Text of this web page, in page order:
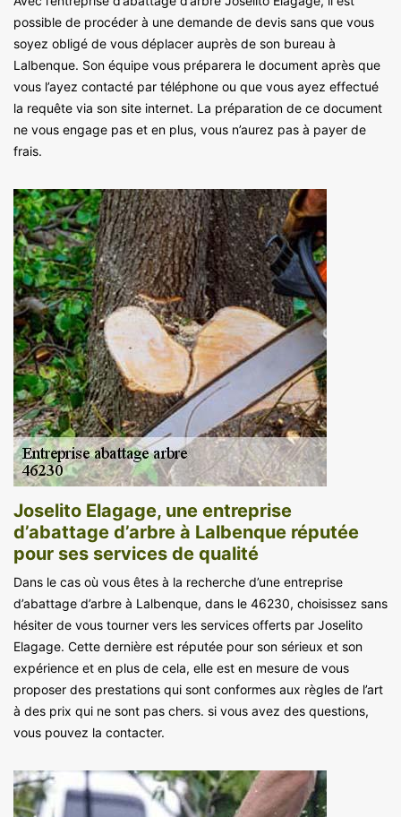
possible de procéder à une demande de devis sans que vous
soyez obligé de vous déplacer auprès de son bureau à
Lalbenque. Son équipe vous préparera le document après que
vous l’ayez contacté par téléphone ou que vous ayez effectué
la requête via son site internet. La préparation de ce document
ne vous engage pas et en plus, vous n’aurez pas à payer de
frais.
Joselito Elagage, une entreprise
d’abattage d’arbre à Lalbenque réputée
pour ses services de qualité
Dans le cas où vous êtes à la recherche d’une entreprise
d’abattage d’arbre à Lalbenque, dans le 46230, choisissez sans
hésiter de vous tourner vers les services offerts par Joselito
Elagage. Cette dernière est réputée pour son sérieux et son
expérience et en plus de cela, elle est en mesure de vous
proposer des prestations qui sont conformes aux règles de l’art
à des prix qui ne sont pas chers. si vous avez des questions,
vous pouvez la contacter.